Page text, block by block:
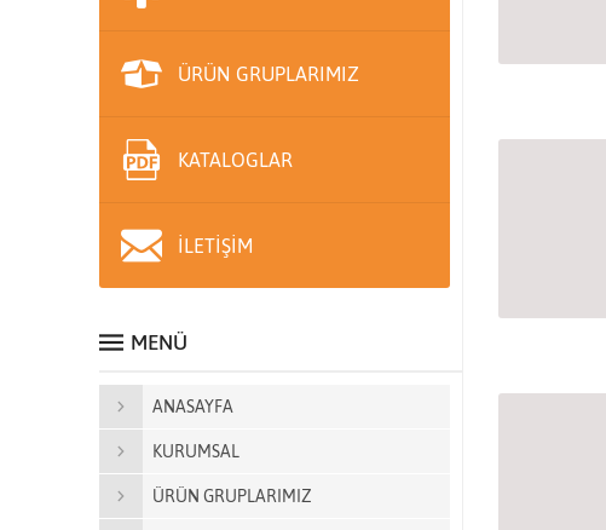
ÜRÜN GRUPLARIMIZ
KATALOGLAR
İLETİŞİM
MENÜ
ANASAYFA
KURUMSAL
ÜRÜN GRUPLARIMIZ